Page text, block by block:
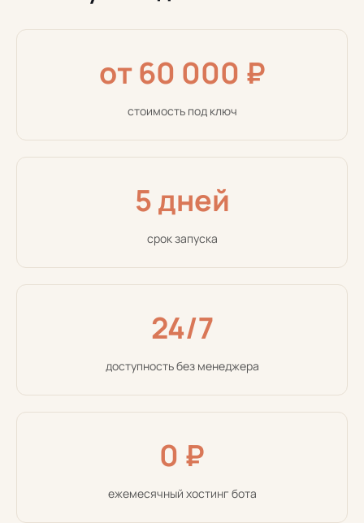
от 60 000 ₽
стоимость под ключ
5 дней
срок запуска
24/7
доступность без менеджера
0 ₽
ежемесячный хостинг бота